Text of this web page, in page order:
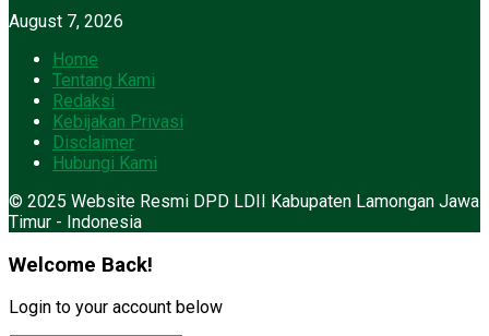
August 7, 2026
Home
Tentang Kami
Redaksi
Kebijakan Privasi
Disclaimer
Hubungi Kami
© 2025 Website Resmi DPD LDII Kabupaten Lamongan Jawa
Timur - Indonesia
Welcome Back!
Login to your account below